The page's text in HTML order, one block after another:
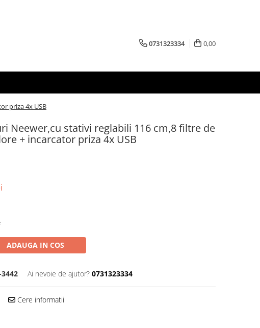
0731323334 0,00
priza 4x USB
Neewer,cu stativi reglabili 116 cm,8 filtre de
+ incarcator priza 4x USB
ADAUGA IN COS
Ai nevoie de ajutor? 0731323334
Cere informatii